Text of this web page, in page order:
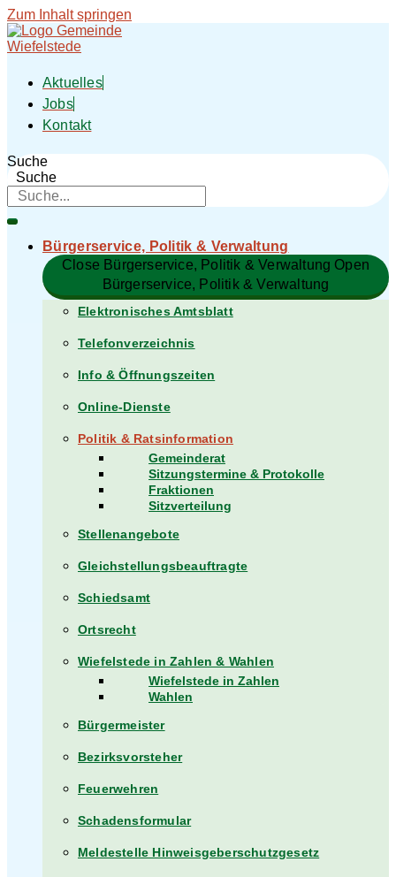
Zum Inhalt springen
Aktuelles
Jobs
Kontakt
Suche
Suche
Bürgerservice, Politik & Verwaltung​
Close Bürgerservice, Politik & Verwaltung​ Open
Bürgerservice, Politik & Verwaltung​
Elektronisches Amtsblatt
Telefonverzeichnis
Info & Öffnungszeiten
Online-Dienste
Politik & Ratsinformation
Gemeinderat
Sitzungstermine & Protokolle
Fraktionen
Sitzverteilung
Stellenangebote
Gleichstellungsbeauftragte
Schiedsamt
Ortsrecht
Wiefelstede in Zahlen & Wahlen
Wiefelstede in Zahlen
Wahlen
Bürgermeister
Bezirksvorsteher
Feuerwehren
Schadensformular
Meldestelle Hinweisgeberschutzgesetz